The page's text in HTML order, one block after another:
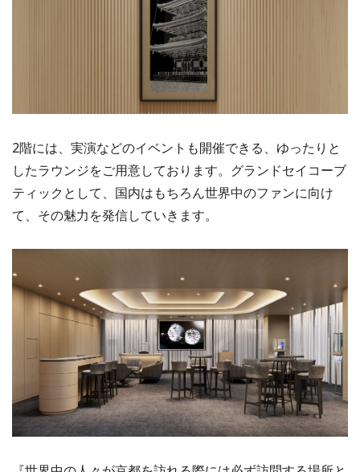
2階には、実演などのイベントも開催できる、ゆったりと
したラウンジをご用意しております。グランドセイコーブ
ティックとして、国内はもちろん世界中のファンに向け
て、その魅力を発信していきます。